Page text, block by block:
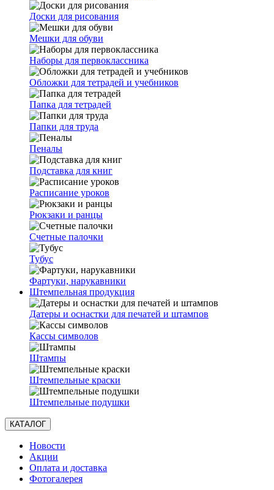
Доски для рисования
Мешки для обуви
Наборы для первоклассника
Обложки для тетрадей и учебников
Папка для тетрадей
Папки для труда
Пеналы
Подставка для книг
Расписание уроков
Рюкзаки и ранцы
Счетные палочки
Тубус
Фартуки, нарукавники
Штемпельная продукция
Датеры и оснастки для печатей и штампов
Кассы символов
Штампы
Штемпельные краски
Штемпельные подушки
КАТАЛОГ
Новости
Акции
Оплата и доставка
Фотогалерея